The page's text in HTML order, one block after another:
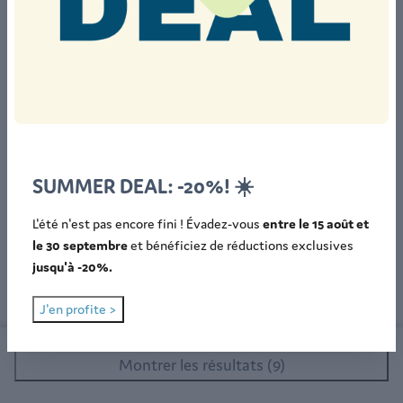
Montrer les résultats (9)
SUMMER DEAL: -20%! ☀️
L'été n'est pas encore fini ! Évadez-vous entre le 15 août et
le 30 septembreet bénéficiez de réductions exclusives
jusqu'à -20%.
J'en profite >